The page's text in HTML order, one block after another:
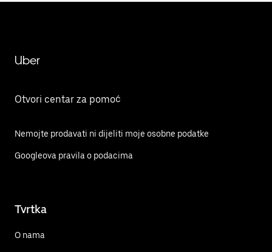
Uber
Otvori centar za pomoć
Nemojte prodavati ni dijeliti moje osobne podatke
Googleova pravila o podacima
Tvrtka
O nama